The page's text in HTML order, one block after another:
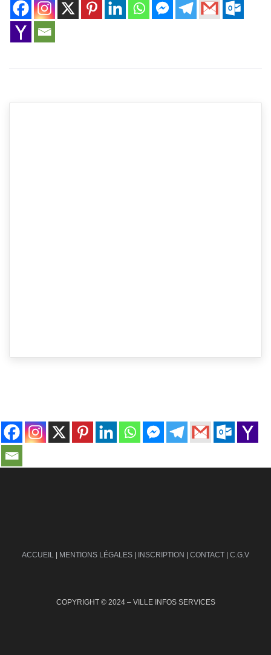
ACCUEIL | MENTIONS LÉGALES | INSCRIPTION | CONTACT | C.G.V
COPYRIGHT © 2024 – VILLE INFOS SERVICES